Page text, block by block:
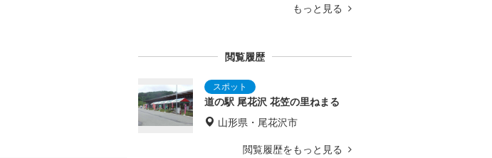
もっと見る
閲覧履歴
道の駅 尾花沢 花笠の里ねまる
山形県・尾花沢市
閲覧履歴をもっと見る